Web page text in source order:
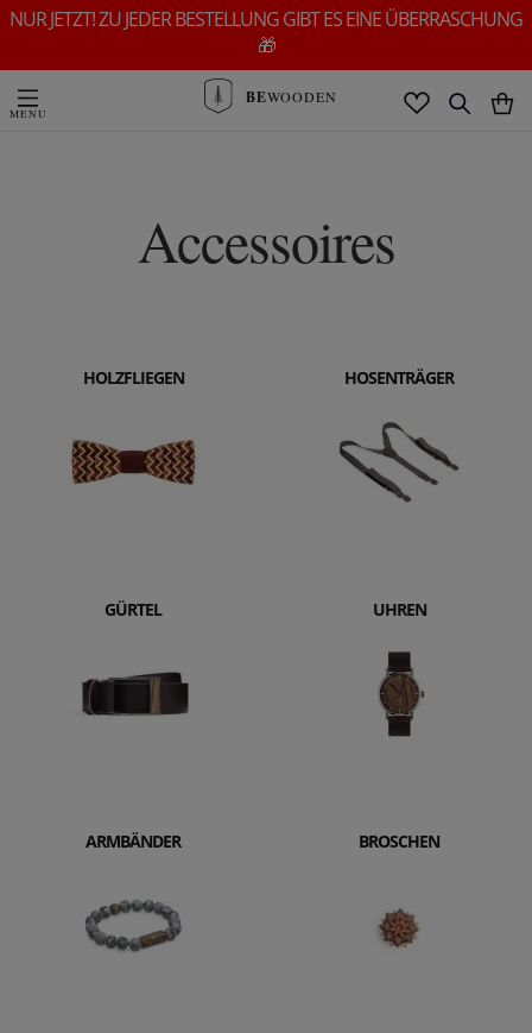
NUR JETZT! ZU JEDER BESTELLUNG GIBT ES EINE ÜBERRASCHUNG
🎁
BEWOODEN
Accessoires
HOLZFLIEGEN HOSENTRÄGER
GÜRTEL UHREN
ARMBÄNDER BROSCHEN